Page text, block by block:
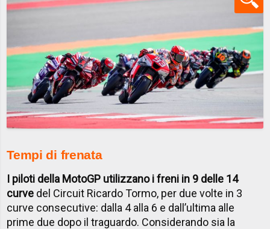
Tempi di frenata
I piloti della MotoGP utilizzano i freni in 9 delle 14
curve del Circuit Ricardo Tormo, per due volte in 3
curve consecutive: dalla 4 alla 6 e dall’ultima alle
prime due dopo il traguardo. Considerando sia la